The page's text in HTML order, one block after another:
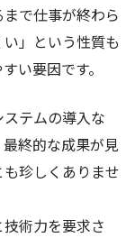
で仕事が終わら
」という性質も
い要因です。
テムの導入な
終的な成果が見
珍しくありませ
術力を要求さ